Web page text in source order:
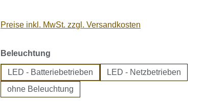
Preise inkl. MwSt. zzgl. Versandkosten
Beleuchtung
LED - Batteriebetrieben
LED - Netzbetrieben
ohne Beleuchtung